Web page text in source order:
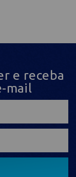
e receba
mail